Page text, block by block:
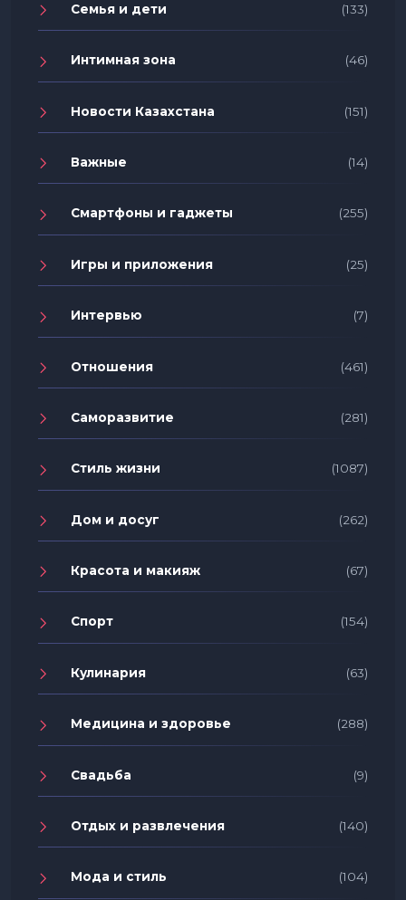
Семья и дети (133)
Интимная зона (46)
Новости Казахстана (151)
Важные (14)
Смартфоны и гаджеты (255)
Игры и приложения (25)
Интервью (7)
Отношения (461)
Саморазвитие (281)
Стиль жизни (1087)
Дом и досуг (262)
Красота и макияж (67)
Спорт (154)
Кулинария (63)
Медицина и здоровье (288)
Свадьба (9)
Отдых и развлечения (140)
Мода и стиль (104)